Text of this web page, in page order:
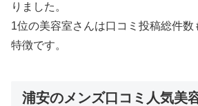
りました。
1位の美容室さんは口コミ投稿総件
特徴です。
浦安のメンズ口コミ人気美